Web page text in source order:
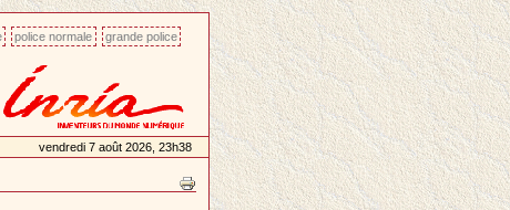
police normale grande police
vendredi 7 août 2026, 23h38